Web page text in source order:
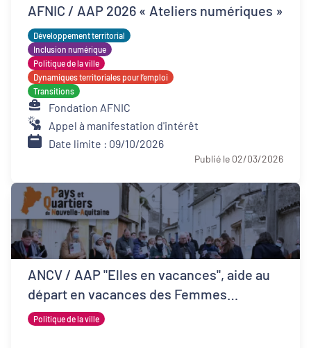
AFNIC / AAP 2026 « Ateliers numériques »
Développement territorial
Inclusion numérique
Politique de la ville
Dynamiques territoriales pour l’emploi
Transitions
Fondation AFNIC
Appel à manifestation d'intérêt
Date limite : 09/10/2026
Publié le 02/03/2026
ANCV / AAP "Elles en vacances", aide au
départ en vacances des Femmes
Victimes de Violences et de leurs proches
Politique de la ville